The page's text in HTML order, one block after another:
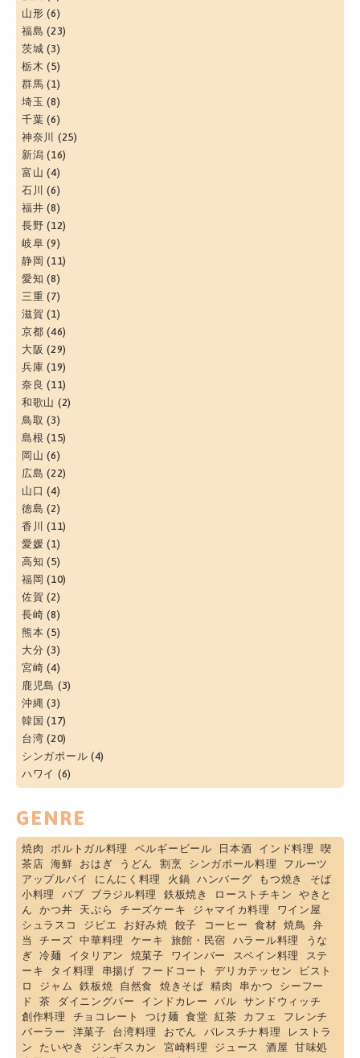
山形 (6)
福島 (23)
茨城 (3)
栃木 (5)
群馬 (1)
埼玉 (8)
千葉 (6)
神奈川
(25)
新潟 (16)
富山 (4)
石川 (6)
福井 (8)
長野 (12)
岐阜 (9)
静岡 (11)
愛知 (8)
三重 (7)
滋賀 (1)
京都 (46)
大阪 (29)
兵庫 (19)
奈良 (11)
和歌山 (2)
鳥取 (3)
島根 (15)
岡山 (6)
広島 (22)
山口 (4)
徳島 (2)
香川 (11)
愛媛 (1)
高知 (5)
福岡 (10)
佐賀 (2)
長崎 (8)
熊本 (5)
大分 (3)
宮崎 (4)
鹿児島 (3)
沖縄 (3)
韓国 (17)
台湾 (20)
シンガポール (4)
ハワイ (6)
GENRE
焼肉 ポルトガル料理 ベルギービール 日本酒 インド料理
喫
茶店
海鮮 おはぎ うどん 割烹 シンガポール料理
フルーツ
アップルパイ
にんにく料理 火鍋 ハンバーグ もつ焼き
そば
小料理
パブ ブラジル料理 鉄板焼き ローストチキン
やきと
ん
かつ丼 天ぷら チーズケーキ ジャマイカ料理
ワイン屋
シュラスコ
ジビエ お好み焼 餃子 コーヒー 食材 焼鳥
弁
当
チーズ 中華料理 ケーキ 旅館・民宿 ハラール料理
うな
ぎ
冷麺 イタリアン 焼菓子 ワインバー スペイン料理
ステ
ーキ
タイ料理 串揚げ フードコート デリカテッセン
ビスト
ロ
ジャム 鉄板焼 自然食 焼きそば 精肉 串かつ
シーフー
ド
茶 ダイニングバー インドカレー バル
サンドウィッチ
創作料理
チョコレート つけ麺 食堂 紅茶 カフェ
フレンチ
パーラー
洋菓子 台湾料理 おでん パレスチナ料理
レストラ
ン
たいやき ジンギスカン 宮崎料理 ジュース 酒屋
甘味処